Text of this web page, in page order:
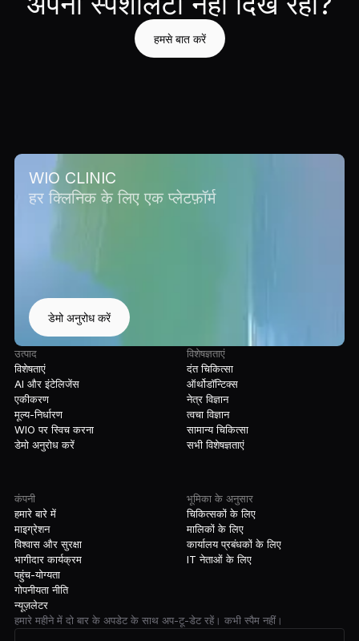
हमसे बात करें
WIO CLINIC
हर क्लिनिक के लिए एक प्लेटफ़ॉर्म
डेमो अनुरोध करें
उत्पाद
विशेषताएं
AI और इंटेलिजेंस
एकीकरण
मूल्य-निर्धारण
WIO पर स्विच करना
डेमो अनुरोध करें
विशेषज्ञताएं
दंत चिकित्सा
ऑर्थोडॉन्टिक्स
नेत्र विज्ञान
त्वचा विज्ञान
सामान्य चिकित्सा
सभी विशेषज्ञताएं
कंपनी
हमारे बारे में
माइग्रेशन
विश्वास और सुरक्षा
भागीदार कार्यक्रम
पहुंच-योग्यता
गोपनीयता नीति
भूमिका के अनुसार
चिकित्सकों के लिए
मालिकों के लिए
कार्यालय प्रबंधकों के लिए
IT नेताओं के लिए
न्यूज़लेटर
हमारे महीने में दो बार के अपडेट के साथ अप-टू-डेट रहें। कभी स्पैम नहीं।